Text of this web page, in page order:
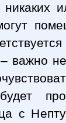
важно
с